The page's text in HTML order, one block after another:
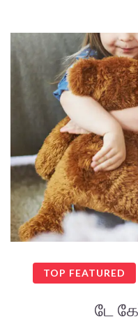
TOP FEATURED
டே